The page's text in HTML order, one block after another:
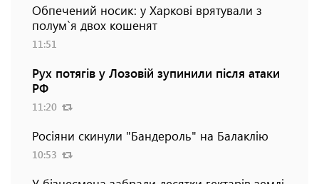
Обпечений носик: у Харкові врятували з
полум`я двох кошенят
11:51
Рух потягів у Лозовій зупинили після атаки
РФ
11:20
Росіяни скинули "Бандероль" на Балаклію
10:53